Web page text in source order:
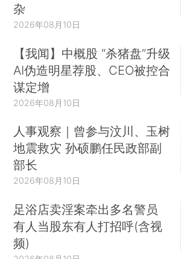
杂
2026年08月10日
【我闻】中概股 “杀猪盘”升级
AI伪造明星荐股、CEO被控合
谋定增
2026年08月10日
人事观察｜曾参与汶川、玉树
地震救灾 孙硕鹏任民政部副
部长
2026年08月10日
足浴店卖淫案牵出多名警员
有人当股东有人打招呼(含视
频)